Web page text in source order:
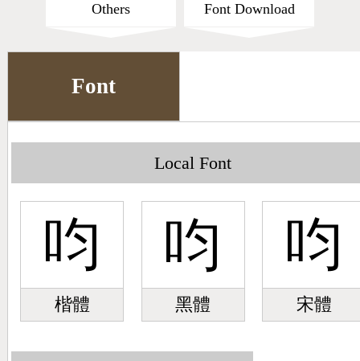
CNS Query
Pinyin Word Index
Others Font Download
Font
Local Font
呁
楷體
呁
黑體
呁
宋體